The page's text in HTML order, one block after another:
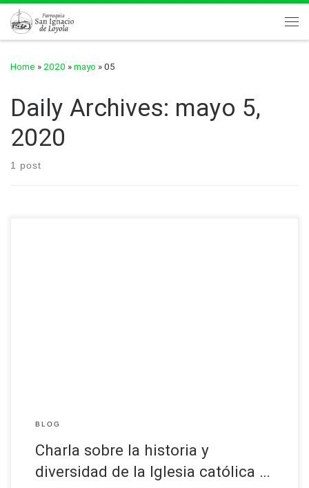
Skip to content
Home » 2020 » mayo » 05
Daily Archives: mayo 5,
2020
1 post
BLOG
Charla sobre la historia y
diversidad de la Iglesia católica …